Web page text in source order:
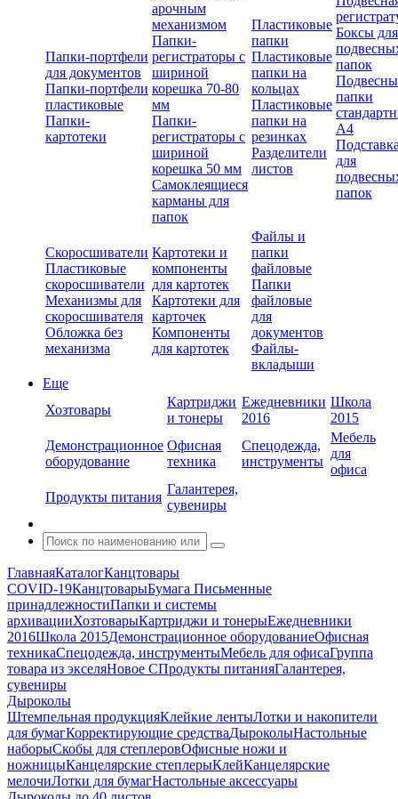
Папки-портфели
для документов
Папки-портфели
пластиковые
Папки-
картотеки
арочным
механизмом
Папки-
регистраторы с
шириной
корешка 70-80
мм
Папки-
регистраторы с
шириной
корешка 50 мм
Самоклеящиеся
карманы для
папок
Пластиковые
папки
Пластиковые
папки на
кольцах
Пластиковые
папки на
резинках
Разделители
листов
Боксы для
папок
папки
А4
для
папок
Скоросшиватели
Пластиковые
скоросшиватели
Механизмы для
скоросшивателя
Обложка без
механизма
Картотеки и
компоненты
для картотек
Картотеки для
карточек
Компоненты
для картотек
Файлы и
папки
файловые
Папки
файловые
для
документов
Файлы-
вкладыши
Еще
Хозтовары
Картриджи
и тонеры
Ежедневники
2016
Школа
2015
Демонстрационное
оборудование
Офисная
техника
Спецодежда,
инструменты
Мебель
для
офиса
Продукты питания
Галантерея,
сувениры
ГлавнаяКаталогКанцтовары
COVID-19КанцтоварыБумага Письменные
принадлежностиПапки и системы
архивацииХозтоварыКартриджи и тонерыЕжедневники
2016Школа 2015Демонстрационное оборудованиеОфисная
техникаСпецодежда, инструментыМебель для офисаГруппа
товара из экселяНовое СПродукты питанияГалантерея,
сувениры
Дыроколы
Штемпельная продукцияКлейкие лентыЛотки и накопители
для бумагКорректирующие средстваДыроколыНастольные
наборыСкобы для степлеровОфисные ножи и
ножницыКанцелярские степлерыКлейКанцелярские
мелочиЛотки для бумагНастольные аксессуары